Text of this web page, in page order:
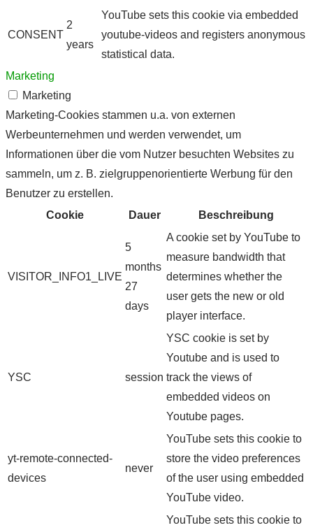
CONSENT
2
years
YouTube sets this cookie via embedded
youtube-videos and registers anonymous
statistical data.
Marketing
Marketing
Marketing-Cookies stammen u.a. von externen
Werbeunternehmen und werden verwendet, um
Informationen über die vom Nutzer besuchten Websites zu
sammeln, um z. B. zielgruppenorientierte Werbung für den
Benutzer zu erstellen.
Cookie
Dauer Beschreibung
VISITOR_INFO1_LIVE
5
months
27
days
A cookie set by YouTube to
measure bandwidth that
determines whether the
user gets the new or old
player interface.
YSC session
YSC cookie is set by
Youtube and is used to
track the views of
embedded videos on
Youtube pages.
yt-remote-connected-
devices
never
YouTube sets this cookie to
store the video preferences
of the user using embedded
YouTube video.
YouTube sets this cookie to